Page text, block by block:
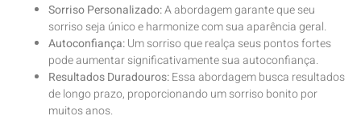
Sorriso Personalizado:A abordagem garante que seu
sorriso seja único e harmonize com sua aparência geral.
Autoconfiança:Um sorriso que realça seus pontos fortes
pode aumentar significativamente sua autoconfiança.
Resultados Duradouros:Essa abordagem busca resultados
de longo prazo, proporcionando um sorriso bonito por
muitos anos.